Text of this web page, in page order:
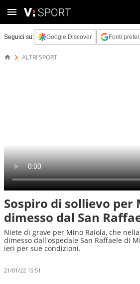
Seguici su: Google Discover Fonti
ALTRI SPORT
Sospiro di sollievo per
dimesso dal San
Niete di grave per Mino Raiola, che
dimesso dall'ospedale San Raffaele di
ieri per sue condizioni.
21/01/22 15:51